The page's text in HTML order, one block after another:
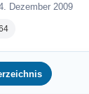
Dezember 2009